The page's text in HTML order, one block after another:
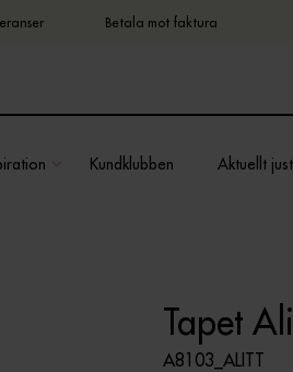
Betala mot faktura
Kundklubben Aktuellt
Tapet
A8103_ALITT